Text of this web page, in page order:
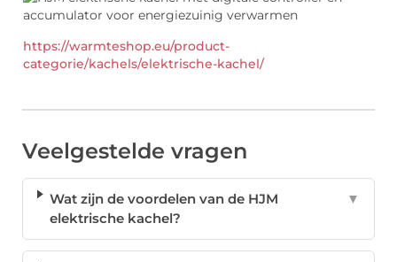
https://warmteshop.eu/product-
categorie/kachels/elektrische-kachel/
Veelgestelde vragen
Wat zijn de voordelen van de HJM
elektrische kachel?
▼